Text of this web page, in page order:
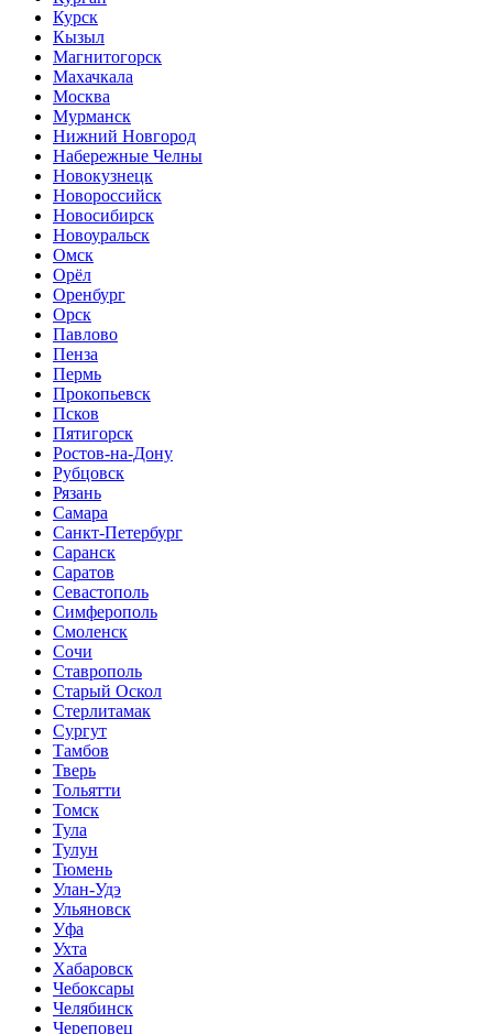
Курск
Кызыл
Магнитогорск
Махачкала
Москва
Мурманск
Нижний Новгород
Набережные Челны
Новокузнецк
Новороссийск
Новосибирск
Новоуральск
Омск
Орёл
Оренбург
Орск
Павлово
Пенза
Пермь
Прокопьевск
Псков
Пятигорск
Ростов-на-Дону
Рубцовск
Рязань
Самара
Санкт-Петербург
Саранск
Саратов
Севастополь
Симферополь
Смоленск
Сочи
Ставрополь
Старый Оскол
Стерлитамак
Сургут
Тамбов
Тверь
Тольятти
Томск
Тула
Тулун
Тюмень
Улан-Удэ
Ульяновск
Уфа
Ухта
Хабаровск
Чебоксары
Челябинск
Череповец